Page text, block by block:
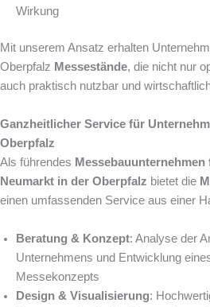
Wirkung
Mit unserem Ansatz erhalten
Oberpfalz Messestände, die nicht nur
auch praktisch nutzbar und
Ganzheitlicher Service für
Oberpfalz
Als führendes
Neumarkt in der Oberpfalz bietet die
einen umfassenden Service aus einer
Beratung & Konzept: Analyse der
Unternehmens und Entwicklung
Messekonzepts
Design & Visualisierung: